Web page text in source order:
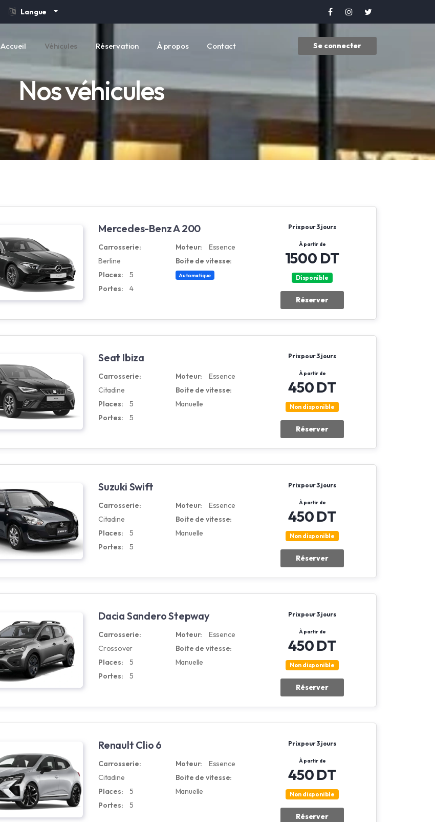
Langue
Accueil Véhicules Réservation À propos Contact Se connecter
Nos véhicules
Mercedes-Benz A 200
Carrosserie:
Berline
Places:
5
Portes:
4
Moteur:
Essence
Boite de vitesse:
Automatique
Prix pour 3 jours
À partir de
1500 DT
Disponible
Réserver
Seat Ibiza
Carrosserie:
Citadine
Places:
5
Portes:
5
Moteur:
Essence
Boite de vitesse:
Manuelle
Prix pour 3 jours
À partir de
450 DT
Non disponible
Réserver
Suzuki Swift
Carrosserie:
Citadine
Places:
5
Portes:
5
Moteur:
Essence
Boite de vitesse:
Manuelle
Prix pour 3 jours
À partir de
450 DT
Non disponible
Réserver
Dacia Sandero Stepway
Carrosserie:
Crossover
Places:
5
Portes:
5
Moteur:
Essence
Boite de vitesse:
Manuelle
Prix pour 3 jours
À partir de
450 DT
Non disponible
Réserver
Renault Clio 6
Carrosserie:
Citadine
Places:
5
Portes:
5
Moteur:
Essence
Boite de vitesse:
Manuelle
Prix pour 3 jours
À partir de
450 DT
Non disponible
Réserver